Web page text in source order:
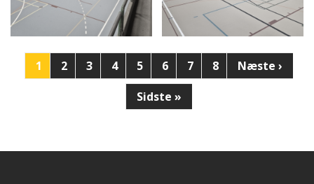
Sideinddeling
Side
1 Side
2 Side
3 Side
4 Side
5 Side
6 Side
7 Side
8 Næste
side
Næste ›
Sidste
side
Sidste »